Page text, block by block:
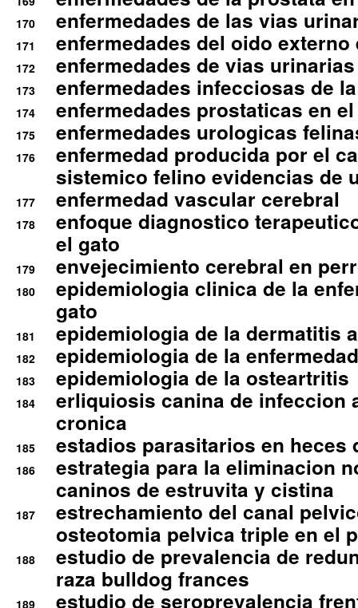
170 enfermedades de las vias
171 enfermedades del oido
172 enfermedades de vias
173 enfermedades infecciosas de
174 enfermedades prostaticas en
175 enfermedades urologicas
176
enfermedad producida por el
sistemico felino evidencias de
177 enfermedad vascular cerebral
178
enfoque diagnostico
el gato
179 envejecimiento cerebral en
180
epidemiologia clinica de la
gato
181 epidemiologia de la dermatitis
182 epidemiologia de la
183 epidemiologia de la osteartritis
184
erliquiosis canina de infeccion
cronica
185 estadios parasitarios en heces
186
estrategia para la eliminacion
caninos de estruvita y cistina
187
estrechamiento del canal
osteotomia pelvica triple en el
188
estudio de prevalencia de
raza bulldog frances
189 estudio de seroprevalencia